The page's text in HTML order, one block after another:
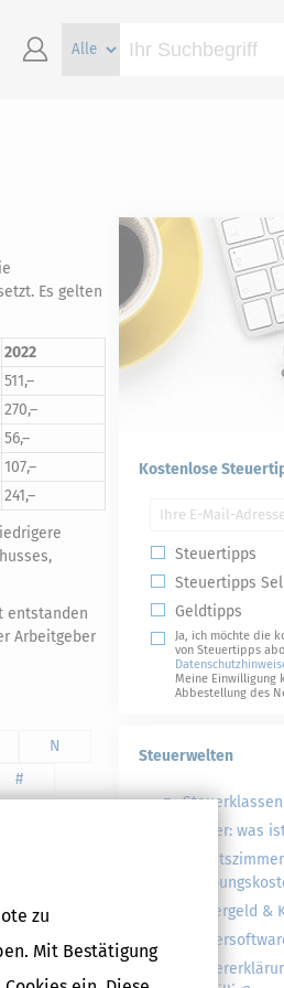
zu
Mit Bestätigung
Es gelten
2022
511,–
270,–
56,–
107,–
241,–
entstanden
Arbeitgeber
N
#
Kostenlose
Steuertipps
Steuertipps
Geldtipps
Ja, ich möchte die
von Steuertipps
Meine Einwilligung
Abbestellung des
Steuerwelten
Steuerklassen
Steuer: was
Kindergeld